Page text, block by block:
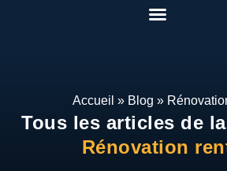
Accueil » Blog »
Tous les articles de
Rénovation